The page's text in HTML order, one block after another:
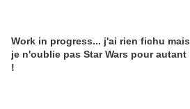
Work in progress... j'ai rien fichu mais
je n'oublie pas Star Wars pour autant
!